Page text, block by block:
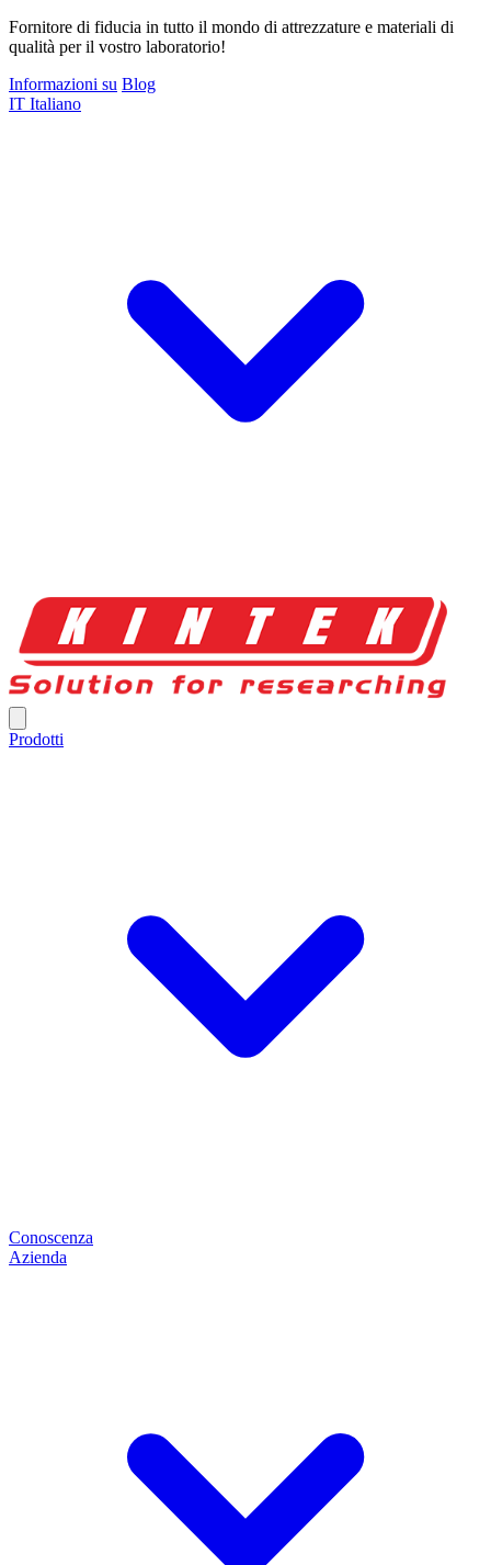
Fornitore di fiducia in tutto il mondo di attrezzature e materiali di
qualità per il vostro laboratorio!
Informazioni su Blog
IT Italiano
Prodotti
Conoscenza
Azienda